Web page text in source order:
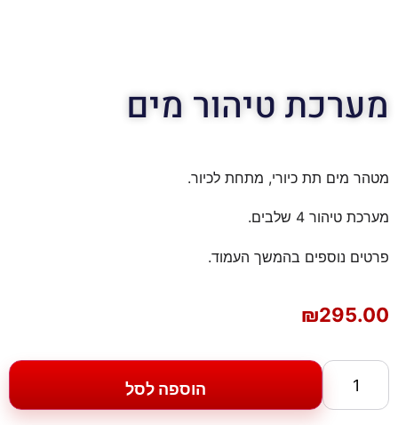
מערכת טיהור מים
מטהר מים תת כיורי, מתחת לכיור.
מערכת טיהור 4 שלבים.
פרטים נוספים בהמשך העמוד.
₪295.00
הוספה לסל